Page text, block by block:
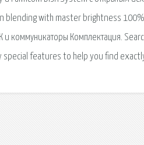
blending with master brightness
и коммуникаторы Комплектация.
special features to help you find